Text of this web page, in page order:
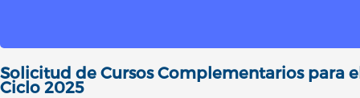
Solicitud de Cursos Complementarios para
Ciclo 2025